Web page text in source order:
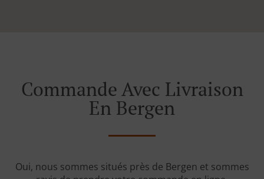
Commande Avec Livraison
En Bergen
Oui, nous sommes situés près de Bergen et sommes